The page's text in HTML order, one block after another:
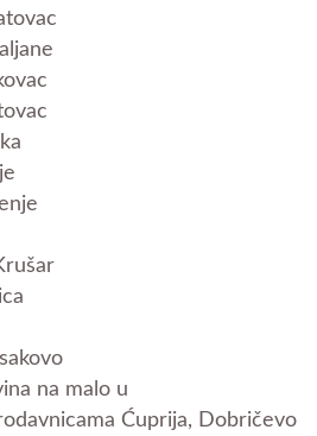
na malo u
Ćuprija, Dobričevo